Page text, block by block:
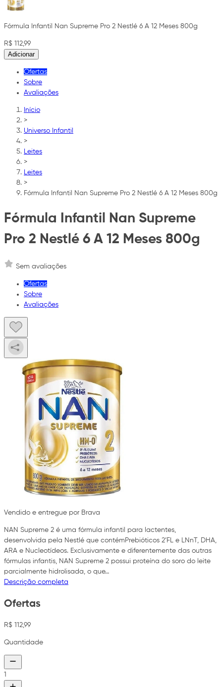
Fórmula Infantil Nan Supreme Pro 2 Nestlé 6 A 12 Meses 800g
R$ 112,99
Adicionar
Ofertas
Sobre
Avaliações
Início
>
Universo Infantil
>
Leites
>
Leites
>
Fórmula Infantil Nan Supreme Pro 2 Nestlé 6 A 12 Meses 800g
Fórmula Infantil Nan Supreme
Pro 2 Nestlé 6 A 12 Meses 800g
Sem avaliações
Ofertas
Sobre
Avaliações
Vendido e entregue por Brava
NAN Supreme 2 é uma fórmula infantil para lactentes,
desenvolvida pela Nestlé que contémPrebióticos 2’FL e LNnT, DHA,
ARA e Nucleotídeos. Exclusivamente e diferentemente das outras
fórmulas infantis, NAN Supreme 2 possui proteína do soro do leite
parcialmente hidrolisada, o que…
Descrição completa
Ofertas
R$ 112,99
Quantidade
1